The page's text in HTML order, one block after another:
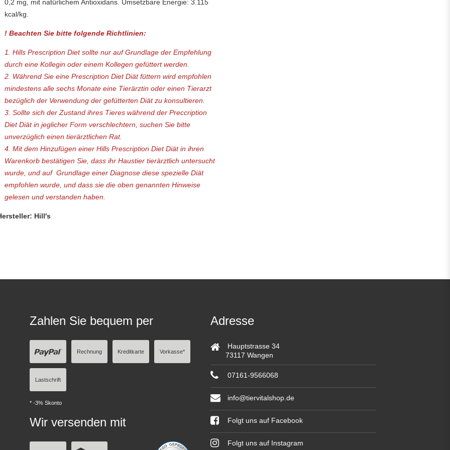
0,2 mg, mit natürlichem Antioxidans. Umsetzbare Energie: 3.115
kcal/kg.
! Beachten Sie bitte folgende Richtlinien:
1. Hills Prescription Diet sollte nur auf Grundlage der Empfehlung
durch eine Kollegin oder einem Kollegen gefüttert werden.
2. Während Sie eine Prescription Diet Diät füttern wird empfohlen
mindestens alle sechs Monate eine Tierärztin oder einen Tierarzt
bezüglich der Verwendung der gefütterten Diät zu konsultieren.
3. Sollte sich der Zustand ihres Tieres während der Preccription
Diet Diät in jeglicher Form verschlechtern, suchen Sie bitte
unverzüglich einen tierärztlichen Rat.
4. Mit dem Hinzufügen einer Hills Prescription Diet Diät in ihren
Warenkorb bestätigen Sie, dass ihr Haustier tierärztlich untersucht
wurde, und auf Grundlage einer Diagnose diese spezielle Diät
empfohlen wurde, und dass sie die oben genannten Hinweise
gelesen und verstanden haben.
Hill's
Zahlen Sie bequem per
Rechnung Kreditkarte Vorkasse*
Lastschrift
* -3% Skonto
Wir versenden mit
Adresse
Hauptstrasse 34
73117 Wangen
07161-9566068
info@tiervitalshop.de
Folgt uns auf Facebook
Folgt uns auf Instagram